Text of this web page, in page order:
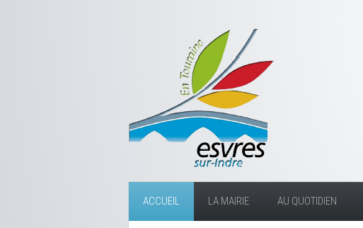
ACCUEIL LA MAIRIE AU QUOTIDIEN